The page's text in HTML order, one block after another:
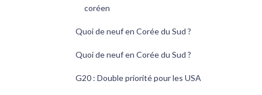
coréen
Quoi de neuf en Corée du Sud ?
Quoi de neuf en Corée du Sud ?
G20 : Double priorité pour les USA